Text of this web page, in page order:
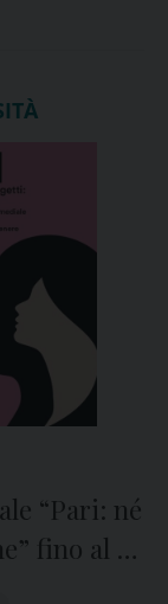
“Pari: né
fino al 22